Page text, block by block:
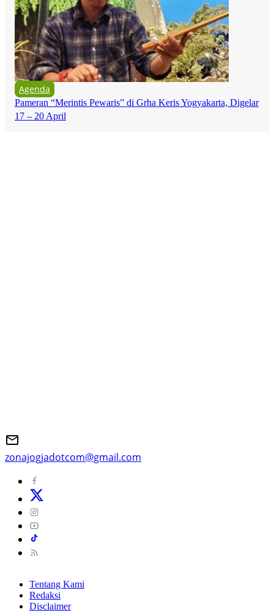
Agenda
Pameran “Merintis Pewaris” di Grha Keris Yogyakarta, Digelar
17 – 20 April
zonajogjadotcom@gmail.com
Tentang Kami
Redaksi
Disclaimer